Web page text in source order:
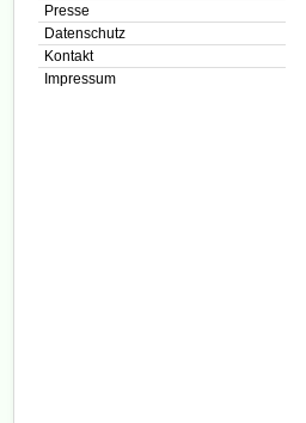
Presse
Datenschutz
Kontakt
Impressum